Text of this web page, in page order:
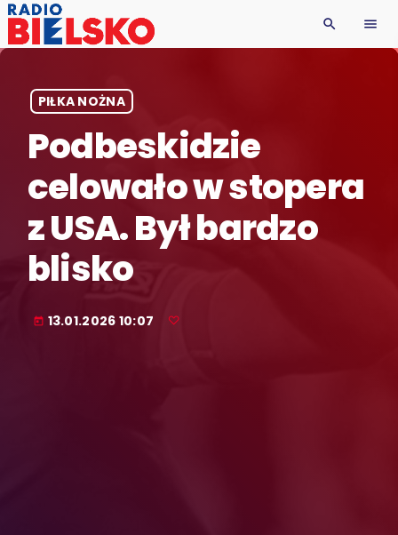
search menu
PIŁKA NOŻNA
Podbeskidzie
celowało w stopera
z USA. Był bardzo
blisko
today 13.01.2026 10:07